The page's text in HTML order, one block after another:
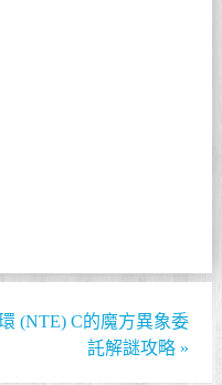
(NTE) C的魔方異象委
託解謎攻略 »